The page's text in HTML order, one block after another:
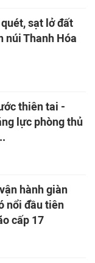
sạt lở đất
núi Thanh Hóa
thiên tai -
lực phòng thủ
hành giàn
nổi đầu tiên
cấp 17